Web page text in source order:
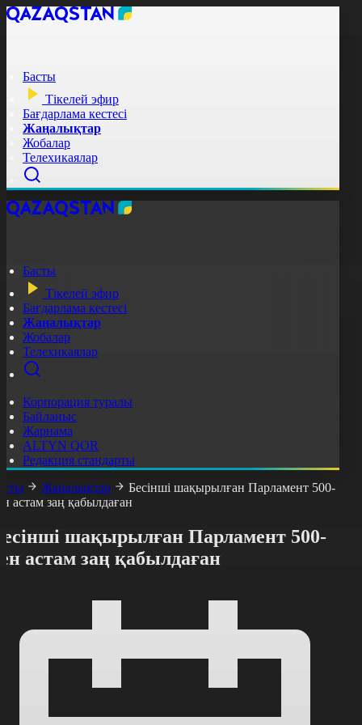
Басты
Тікелей эфир
Бағдарлама кестесі
Жаңалықтар
Жобалар
Телехикаялар
Басты
Тікелей эфир
Бағдарлама кестесі
Жаңалықтар
Жобалар
Телехикаялар
Корпорация туралы
Байланыс
Жарнама
ALTYN QOR
Редакция стандарты
Жаңалықтар
Бесінші шақырылған Парламент 500-
астам заң қабылдаған
шақырылған Парламент 500-
астам заң қабылдаған